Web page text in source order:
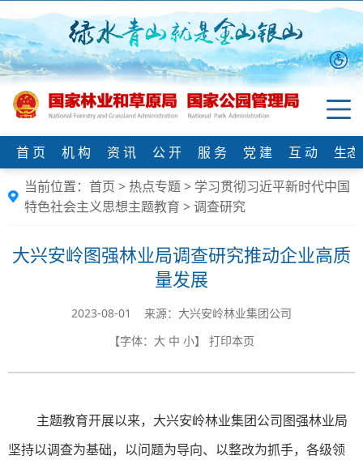
首 页 机 构 资 讯 公 开 服 务 党 建 互 动
生
当前位置： 首页 > 热点专题> 学习贯彻习近平新时代中国
特色社会主义思想主题教育 >调查研究
大兴安岭图强林业局调查研究推动企业高质
量发展
2023-08-01 来源：大兴安岭林业集团公司
【字体： 大 中 小】 打印本页
主题教育开展以来，大兴安岭林业集团公司图强林业局
坚持以调查为基础，以问题为导向、以整改为抓手，各级领